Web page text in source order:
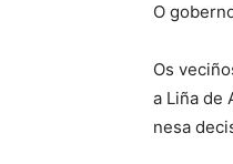
O
Os
a Liña de
nesa